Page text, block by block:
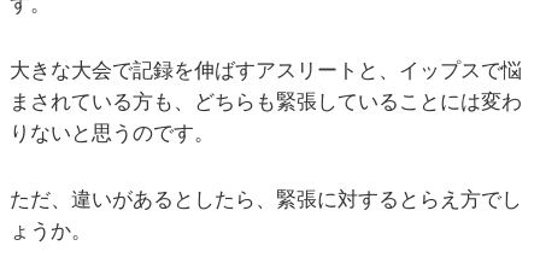
大きな大会で記録を伸ばすアスリートと、イップスで悩
まされている方も、どちらも緊張していることには変わ
りないと思うのです。
ただ、違いがあるとしたら、緊張に対するとらえ方でし
ょうか。